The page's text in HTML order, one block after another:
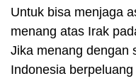
Untuk bisa menjaga
menang atas Irak
Jika menang dengan
Indonesia